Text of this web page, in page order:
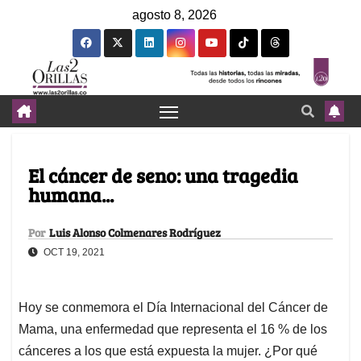
agosto 8, 2026
El cáncer de seno: una tragedia
humana...
Por Luis Alonso Colmenares Rodríguez
OCT 19, 2021
Hoy se conmemora el Día Internacional del Cáncer de
Mama, una enfermedad que representa el 16 % de los
cánceres a los que está expuesta la mujer. ¿Por qué